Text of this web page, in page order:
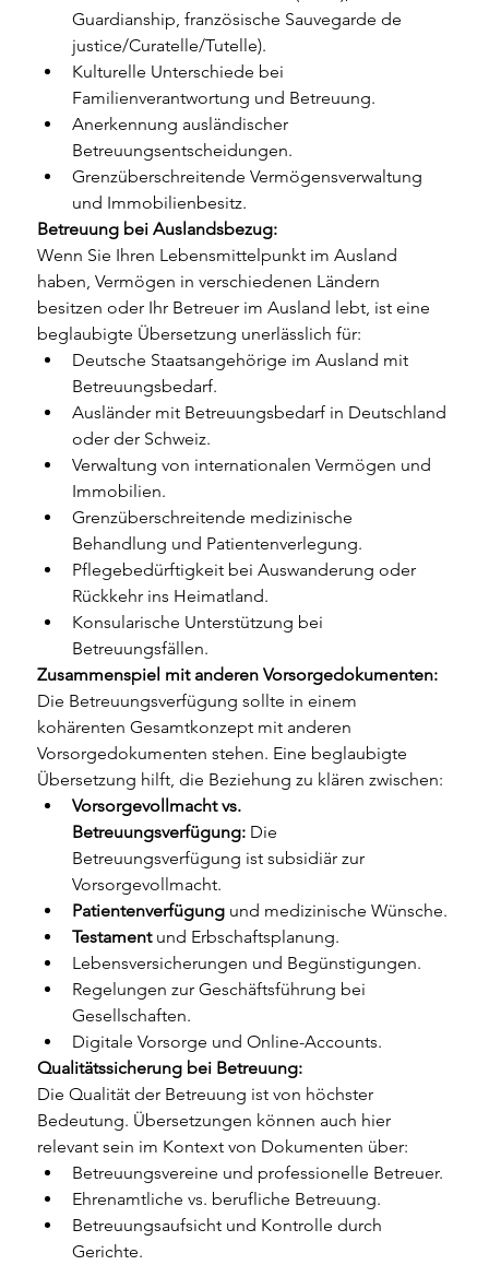
Guardianship, französische Sauvegarde de
justice/Curatelle/Tutelle).
Kulturelle Unterschiede bei
Familienverantwortung und Betreuung.
Anerkennung ausländischer
Betreuungsentscheidungen.
Grenzüberschreitende Vermögensverwaltung
und Immobilienbesitz.
Betreuung bei Auslandsbezug:
Wenn Sie Ihren Lebensmittelpunkt im Ausland
haben, Vermögen in verschiedenen Ländern
besitzen oder Ihr Betreuer im Ausland lebt, ist eine
beglaubigte Übersetzung unerlässlich für:
Deutsche Staatsangehörige im Ausland mit
Betreuungsbedarf.
Ausländer mit Betreuungsbedarf in Deutschland
oder der Schweiz.
Verwaltung von internationalen Vermögen und
Immobilien.
Grenzüberschreitende medizinische
Behandlung und Patientenverlegung.
Pflegebedürftigkeit bei Auswanderung oder
Rückkehr ins Heimatland.
Konsularische Unterstützung bei
Betreuungsfällen.
Zusammenspiel mit anderen Vorsorgedokumenten:
Die Betreuungsverfügung sollte in einem
kohärenten Gesamtkonzept mit anderen
Vorsorgedokumenten stehen. Eine beglaubigte
Übersetzung hilft, die Beziehung zu klären zwischen:
Vorsorgevollmacht vs.
Betreuungsverfügung: Die
Betreuungsverfügung ist subsidiär zur
Vorsorgevollmacht.
Patientenverfügung und medizinische Wünsche.
Testament und Erbschaftsplanung.
Lebensversicherungen und Begünstigungen.
Regelungen zur Geschäftsführung bei
Gesellschaften.
Digitale Vorsorge und Online-Accounts.
Qualitätssicherung bei Betreuung:
Die Qualität der Betreuung ist von höchster
Bedeutung. Übersetzungen können auch hier
relevant sein im Kontext von Dokumenten über:
Betreuungsvereine und professionelle Betreuer.
Ehrenamtliche vs. berufliche Betreuung.
Betreuungsaufsicht und Kontrolle durch
Gerichte.